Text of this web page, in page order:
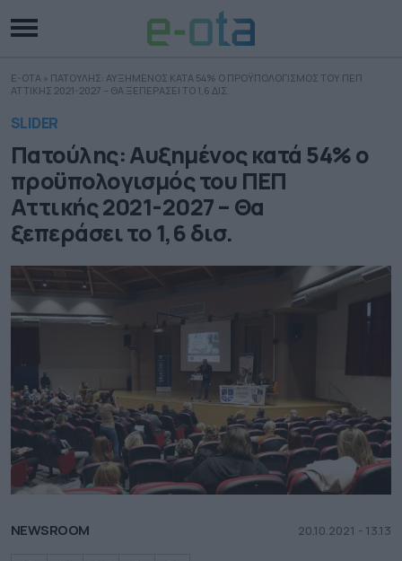
E-OTA » ΠΑΤΟΥΛΗΣ: ΑΥΞΗΜΕΝΟΣ ΚΑΤΑ 54% Ο ΠΡΟΫΠΟΛΟΓΙΣΜΟΣ ΤΟΥ ΠΕΠ
ΑΤΤΙΚΗΣ 2021-2027 – ΘΑ ΞΕΠΕΡΑΣΕΙ ΤΟ 1,6 ΔΙΣ.
SLIDER
Πατούλης: Αυξημένος κατά 54% ο
προϋπολογισμός του ΠΕΠ
Αττικής 2021-2027 – Θα
ξεπεράσει το 1,6 δισ.
NEWSROOM 20.10.2021 - 13.13